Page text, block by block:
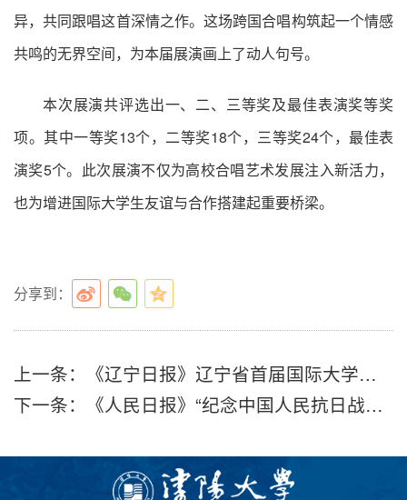
异，共同跟唱这首深情之作。这场跨国合唱构筑起一个情感
共鸣的无界空间，为本届展演画上了动人句号。
本次展演共评选出一、二、三等奖及最佳表演奖等奖
项。其中一等奖13个，二等奖18个，三等奖24个，最佳表
演奖5个。此次展演不仅为高校合唱艺术发展注入新活力，
也为增进国际大学生友谊与合作搭建起重要桥梁。
分享到：
上一条：
《辽宁日报》辽宁省首届国际大学生合唱艺术展演圆满落幕
下一条：
《人民日报》“纪念中国人民抗日战争暨世界反法西斯战争胜利80周年”学术研讨会召开